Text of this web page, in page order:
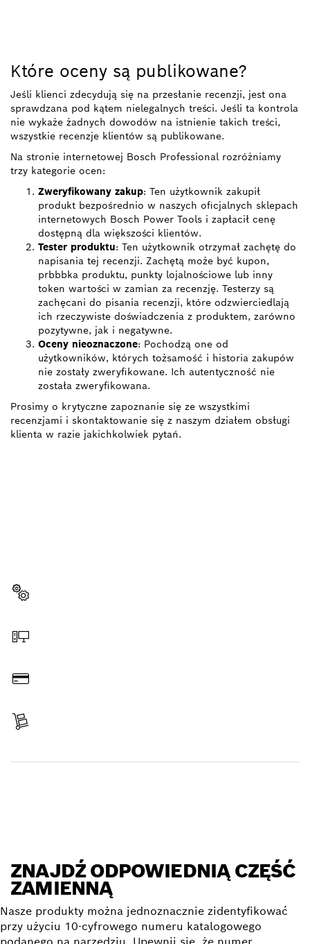
Które oceny są publikowane?
Jeśli klienci zdecydują się na przesłanie recenzji, jest ona
sprawdzana pod kątem nielegalnych treści. Jeśli ta kontrola
nie wykaże żadnych dowodów na istnienie takich treści,
wszystkie recenzje klientów są publikowane.
Na stronie internetowej Bosch Professional rozróżniamy
trzy kategorie ocen:
Zweryfikowany zakup: Ten użytkownik zakupił
produkt bezpośrednio w naszych oficjalnych sklepach
internetowych Bosch Power Tools i zapłacił cenę
dostępną dla większości klientów.
Tester produktu: Ten użytkownik otrzymał zachętę do
napisania tej recenzji. Zachętą może być kupon,
prbbbka produktu, punkty lojalnościowe lub inny
token wartości w zamian za recenzję. Testerzy są
zachęcani do pisania recenzji, które odzwierciedlają
ich rzeczywiste doświadczenia z produktem, zarówno
pozytywne, jak i negatywne.
Oceny nieoznaczone: Pochodzą one od
użytkowników, których tożsamość i historia zakupów
nie zostały zweryfikowane. Ich autentyczność nie
została zweryfikowana.
Prosimy o krytyczne zapoznanie się ze wszystkimi
recenzjami i skontaktowanie się z naszym działem obsługi
klienta w razie jakichkolwiek pytań.
ZNAJDŹ ODPOWIEDNIĄ CZĘŚĆ
ZAMIENNĄ
Nasze produkty można jednoznacznie zidentyfikować
przy użyciu 10-cyfrowego numeru katalogowego